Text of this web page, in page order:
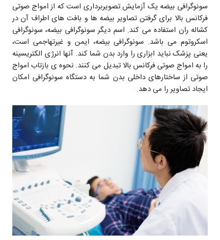
سونوگرافی بیضه یک آزمایش تصویربرداری است که از امواج صوتی
فرکانس بالا برای گرفتن تصاویر بیضه ها و بافت های اطراف آن در
کشاله ران استفاده می کند. اسم دیگر سونوگرافی بیضه، سونوگرافی
اسکروتوم می باشد. سونوگرافی بیضه، ایمن و غیرتهاجمی است،
یعنی پزشک نباید ابزاری را وارد بدن شما کند. آنها انرژی الکتریسینه
را به امواج صوتی فرکانس بالا تبدیل می کنند. نحوه ی بازتاب امواج
صوتی از ساختارهای داخلی بدن شما به دستگاه سونوگرافی امکان
ایجاد تصاویر را می دهد.